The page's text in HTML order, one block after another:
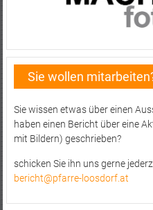
Sie wollen
Sie wissen etwas über einen
haben einen Bericht über eine
mit Bildern) geschrieben?
schicken Sie ihn uns gerne
bericht@pfarre-loosdorf.at